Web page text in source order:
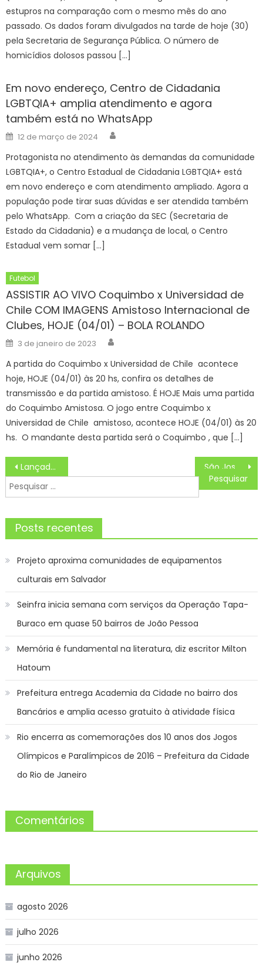
estupros na comparação com o mesmo mês do ano
passado. Os dados foram divulgados na tarde de hoje (30)
pela Secretaria de Segurança Pública. O número de
homicídios dolosos passou […]
Em novo endereço, Centro de Cidadania
LGBTQIA+ amplia atendimento e agora
também está no WhatsApp
Posted
on
12 de março de 2024
Protagonista no atendimento às demandas da comunidade
LGBTQIA+, o Centro Estadual de Cidadania LGBTQIA+ está
em novo endereço e com atendimento ampliado. Agora a
população pode tirar suas dúvidas e ser atendida também
pelo WhatsApp. Com a criação da SEC (Secretaria de
Estado da Cidadania) e a mudança de local, o Centro
Estadual vem somar […]
Futebol
ASSISTIR AO VIVO Coquimbo x Universidad de
Chile COM IMAGENS Amistoso Internacional de
Clubes, HOJE (04/01) – BOLA ROLANDO
Posted
on
3 de janeiro de 2023
A partida do Coquimbo x Universidad de Chile acontece
hoje, HOJE (04/01) às 20 hs, confira os detalhes de
transmissão e da partida amistoso. É HOJE Mais uma partida
do Coquimbo Amistosa. O jogo entre Coquimbo x
Universidad de Chile amistoso, acontece HOJE (04/01) às 20
hs. O mandante desta partida será o Coquimbo , que […]
Navegação
de
Post
Lançado edital de auxílio para participação de discentes no 15º Conict – IFSP
Pesquisar
por:
Posts recentes
Projeto aproxima comunidades de equipamentos
culturais em Salvador
Seinfra inicia semana com serviços da Operação Tapa-
Buraco em quase 50 bairros de João Pessoa
Memória é fundamental na literatura, diz escritor Milton
Hatoum
Prefeitura entrega Academia da Cidade no bairro dos
Bancários e amplia acesso gratuito à atividade física
Rio encerra as comemorações dos 10 anos dos Jogos
Olímpicos e Paralímpicos de 2016 – Prefeitura da Cidade
do Rio de Janeiro
Comentários
Arquivos
agosto 2026
julho 2026
junho 2026